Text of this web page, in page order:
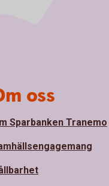
oss
Sparbanken Tranemo